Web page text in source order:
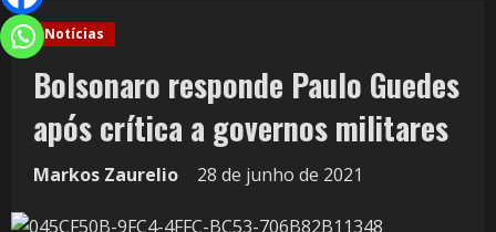
Notícias
Bolsonaro responde Paulo Guedes
após crítica a governos militares
Markos Zaurelio 28 de junho de 2021